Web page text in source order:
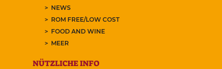
NEWS
ROM FREE/LOW COST
FOOD AND WINE
MEER
NÜTZLICHE INFO